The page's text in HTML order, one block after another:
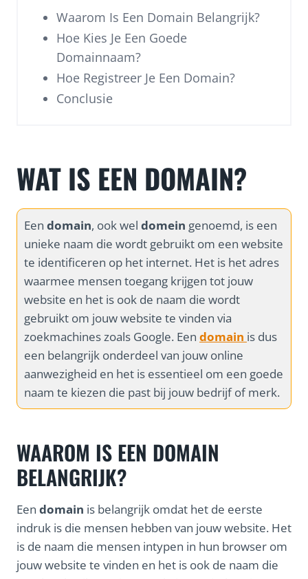
Waarom Is Een Domain Belangrijk?
Hoe Kies Je Een Goede
Domainnaam?
Hoe Registreer Je Een Domain?
Conclusie
WAT IS EEN DOMAIN?
Een domain, ook wel domein genoemd, is een
unieke naam die wordt gebruikt om een website
te identificeren op het internet. Het is het adres
waarmee mensen toegang krijgen tot jouw
website en het is ook de naam die wordt
gebruikt om jouw website te vinden via
zoekmachines zoals Google. Een domain is dus
een belangrijk onderdeel van jouw online
aanwezigheid en het is essentieel om een goede
naam te kiezen die past bij jouw bedrijf of merk.
WAAROM IS EEN DOMAIN
BELANGRIJK?
Een domain is belangrijk omdat het de eerste
indruk is die mensen hebben van jouw website. Het
is de naam die mensen intypen in hun browser om
jouw website te vinden en het is ook de naam die